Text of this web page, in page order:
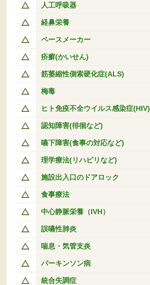
人工呼吸器
経鼻栄養
ペースメーカー
疥癬(かいせん)
筋萎縮性側索硬化症(ALS)
梅毒
ヒト免疫不全ウイルス感染症(HIV)
認知障害(徘徊など)
嚥下障害(食事の対応など)
理学療法(リハビリなど)
施設出入口のドアロック
食事療法
中心静脈栄養（IVH）
誤嚥性肺炎
喘息・気管支炎
パーキンソン病
統合失調症